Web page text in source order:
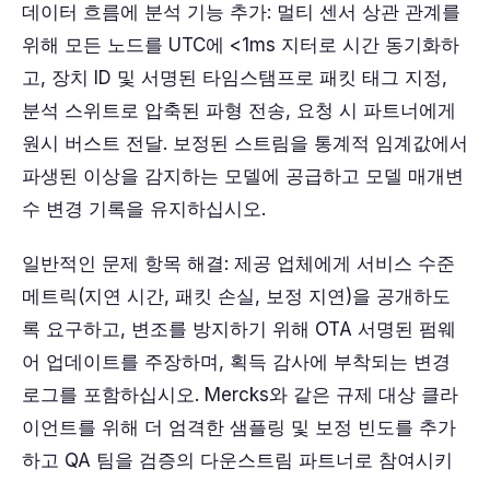
데이터 흐름에 분석 기능 추가: 멀티 센서 상관 관계를
위해 모든 노드를 UTC에 <1ms 지터로 시간 동기화하
고, 장치 ID 및 서명된 타임스탬프로 패킷 태그 지정,
분석 스위트로 압축된 파형 전송, 요청 시 파트너에게
원시 버스트 전달. 보정된 스트림을 통계적 임계값에서
파생된 이상을 감지하는 모델에 공급하고 모델 매개변
수 변경 기록을 유지하십시오.
일반적인 문제 항목 해결: 제공 업체에게 서비스 수준
메트릭(지연 시간, 패킷 손실, 보정 지연)을 공개하도
록 요구하고, 변조를 방지하기 위해 OTA 서명된 펌웨
어 업데이트를 주장하며, 획득 감사에 부착되는 변경
로그를 포함하십시오. Mercks와 같은 규제 대상 클라
이언트를 위해 더 엄격한 샘플링 및 보정 빈도를 추가
하고 QA 팀을 검증의 다운스트림 파트너로 참여시키